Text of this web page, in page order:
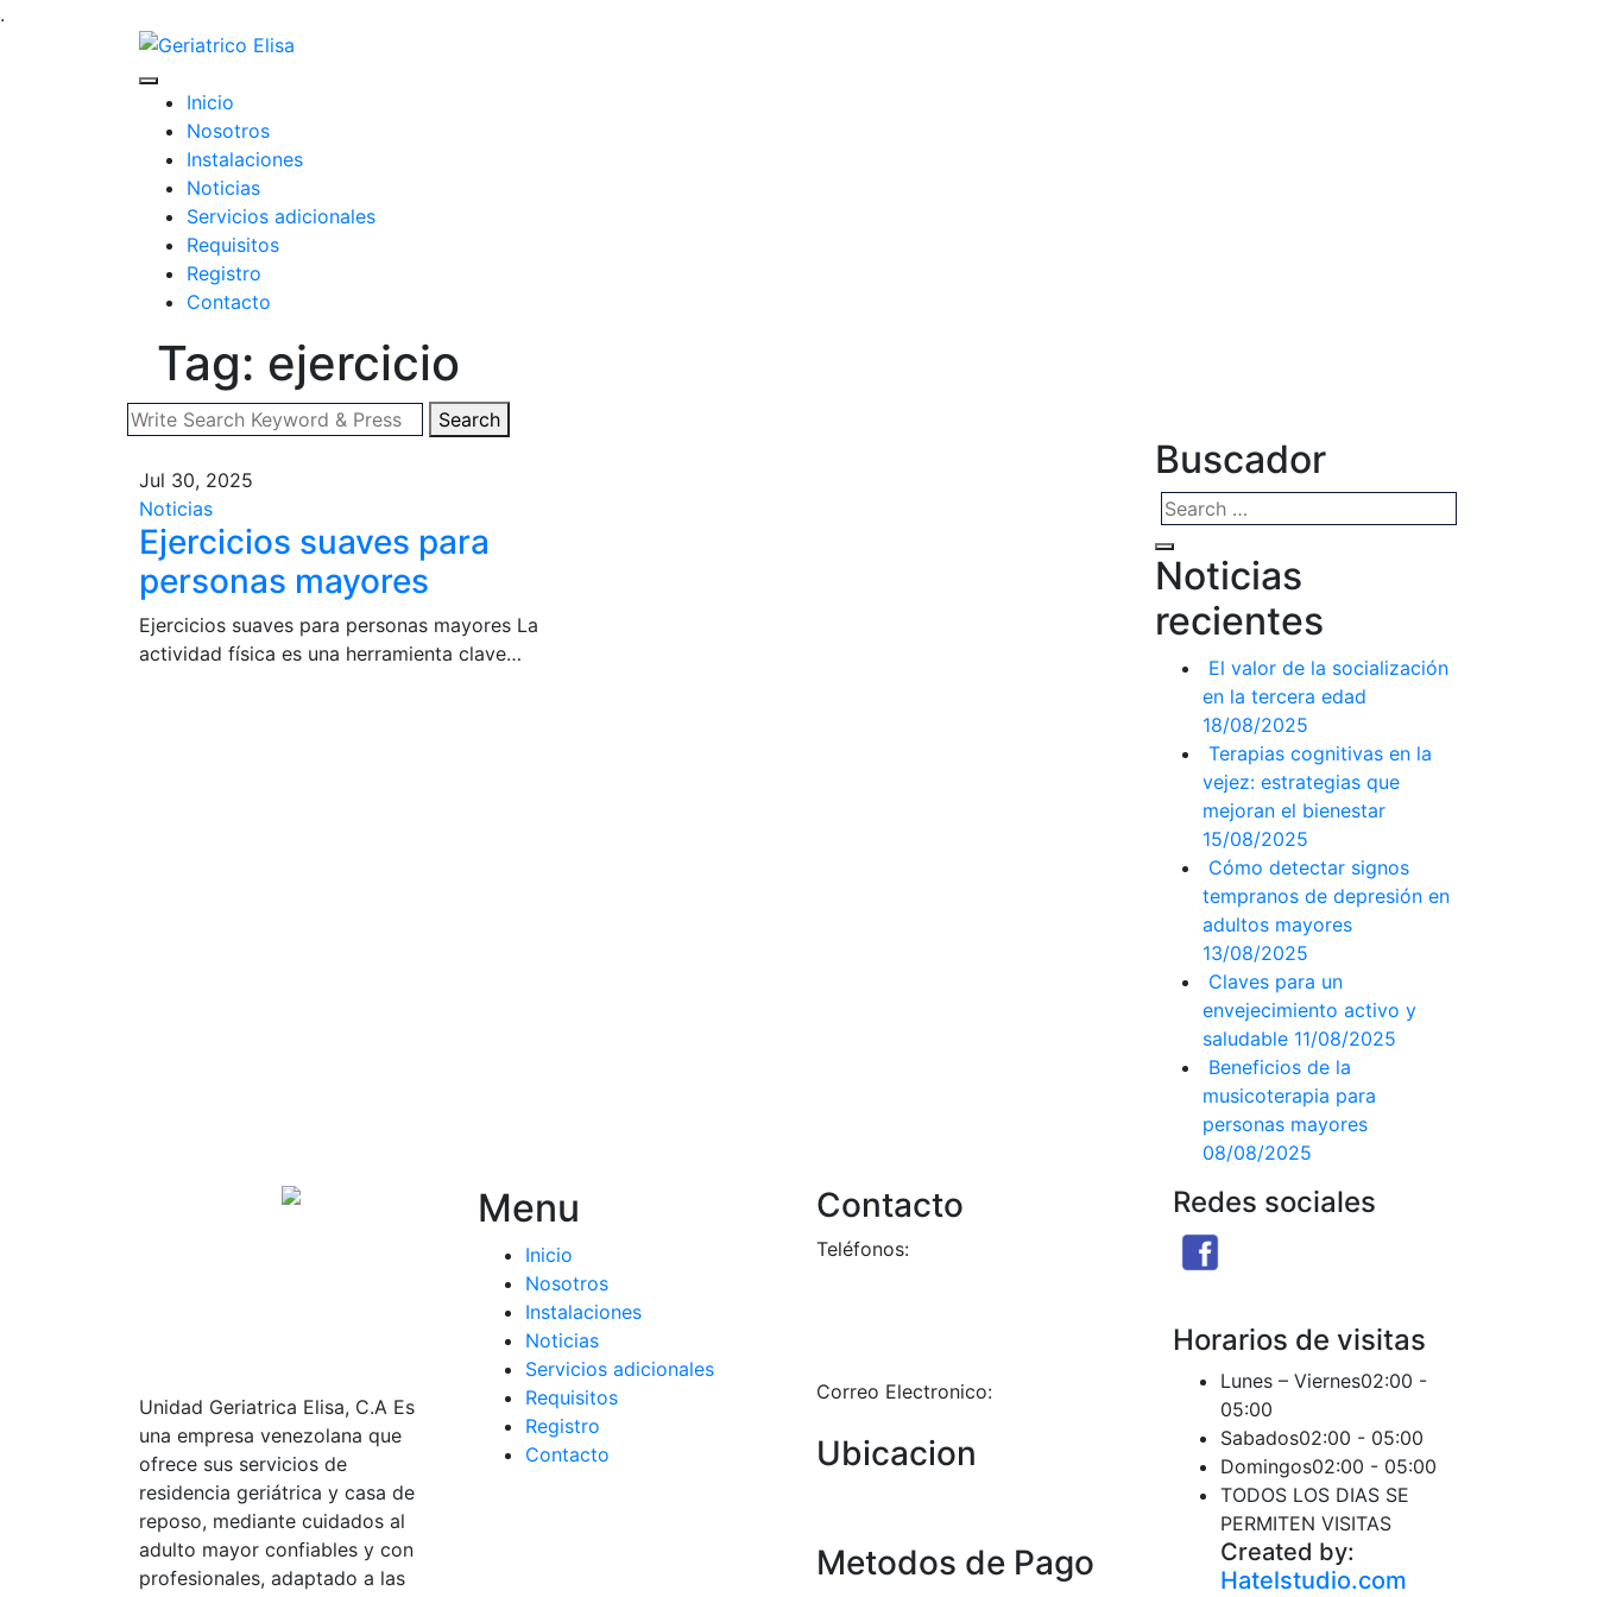
.
Inicio
Nosotros
Instalaciones
Noticias
Servicios adicionales
Requisitos
Registro
Contacto
Tag: ejercicio
Search
Jul 30, 2025
Noticias
Ejercicios suaves para
personas mayores
Ejercicios suaves para personas mayores La
actividad física es una herramienta clave…
Buscador
Noticias
recientes
El valor de la socialización
en la tercera edad
18/08/2025
Terapias cognitivas en la
vejez: estrategias que
mejoran el bienestar
15/08/2025
Cómo detectar signos
tempranos de depresión en
adultos mayores
13/08/2025
Claves para un
envejecimiento activo y
saludable 11/08/2025
Beneficios de la
musicoterapia para
personas mayores
08/08/2025
Unidad Geriatrica Elisa, C.A Es
una empresa venezolana que
ofrece sus servicios de
residencia geriátrica y casa de
reposo, mediante cuidados al
adulto mayor confiables y con
profesionales, adaptado a las
Menu
Inicio
Nosotros
Instalaciones
Noticias
Servicios adicionales
Requisitos
Registro
Contacto
Contacto
Teléfonos:
Correo Electronico:
Ubicacion
Metodos de Pago
Redes sociales
Horarios de visitas
Lunes – Viernes02:00 -
05:00
Sabados02:00 - 05:00
Domingos02:00 - 05:00
TODOS LOS DIAS SE
PERMITEN VISITAS
Created by:
Hatelstudio.com